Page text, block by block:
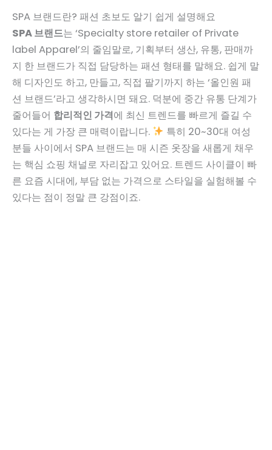
SPA 브랜드란? 패션 초보도 알기 쉽게 설명해요
SPA 브랜드는 ‘Specialty store retailer of Private
label Apparel’의 줄임말로, 기획부터 생산, 유통, 판매까
지 한 브랜드가 직접 담당하는 패션 형태를 말해요. 쉽게 말
해 디자인도 하고, 만들고, 직접 팔기까지 하는 ‘올인원 패
션 브랜드’라고 생각하시면 돼요. 덕분에 중간 유통 단계가
줄어들어 합리적인 가격에 최신 트렌드를 빠르게 즐길 수
있다는 게 가장 큰 매력이랍니다.
특히 20~30대 여성
분들 사이에서 SPA 브랜드는 매 시즌 옷장을 새롭게 채우
는 핵심 쇼핑 채널로 자리잡고 있어요. 트렌드 사이클이 빠
른 요즘 시대에, 부담 없는 가격으로 스타일을 실험해볼 수
있다는 점이 정말 큰 강점이죠.